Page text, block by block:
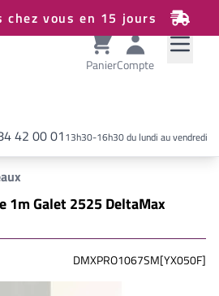
chez vous en 15 jours
PanierCompte
42 00 0113h30-16h30 du lundi au vendredi
1m Galet 2525 DeltaMax
DMXPRO1067SM[YX050F]